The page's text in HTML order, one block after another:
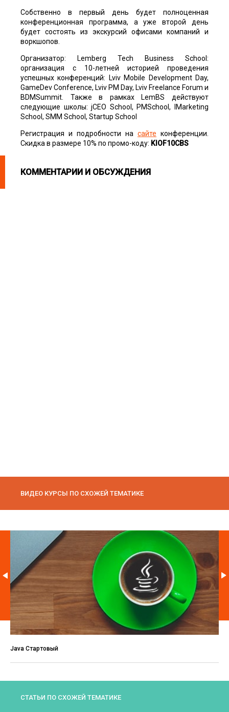
Собственно в первый день будет полноценная
конференционная программа, а уже второй день
будет состоять из экскурсий офисами компаний и
воркшопов.
Организатор: Lemberg Tech Business School:
организация с 10-летней историей проведения
успешных конференций: Lviv Mobile Development Day,
GameDev Conference, Lviv PM Day, Lviv Freelance Forum и
BDMSummit. Также в рамках LemBS действуют
следующие школы: jCEO School, PMSchool, IMarketing
School, SMM School, Startup School
Регистрация и подробности на сайте конференции.
Скидка в размере 10% по промо-коду: KIOF10CBS
КОММЕНТАРИИ И ОБСУЖДЕНИЯ
ВИДЕО КУРСЫ ПО СХОЖЕЙ ТЕМАТИКЕ
Java Стартовый
СТАТЬИ ПО СХОЖЕЙ ТЕМАТИКЕ